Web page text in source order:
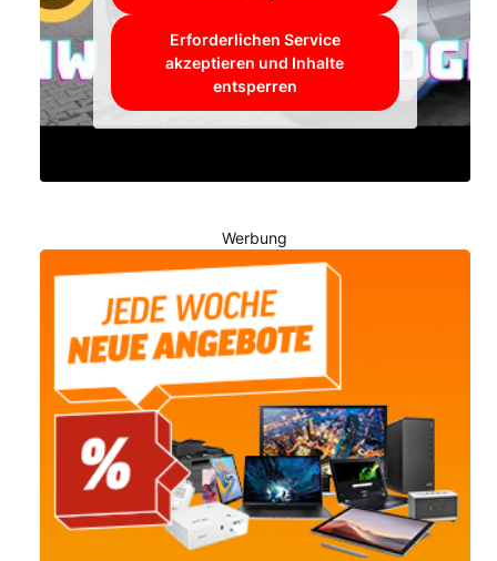
Erforderlichen Service
akzeptieren und Inhalte
entsperren
Werbung